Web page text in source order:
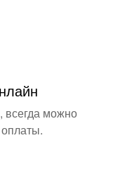
всегда можно